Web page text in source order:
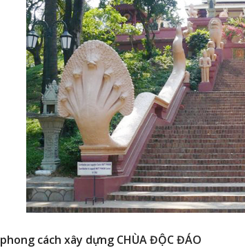
phong cách xây dựng CHÙA ĐỘC ĐÁO